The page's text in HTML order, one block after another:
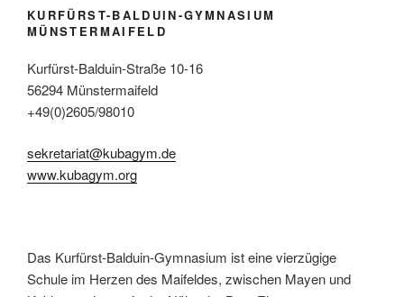
KURFÜRST-BALDUIN-GYMNASIUM
MÜNSTERMAIFELD
Kurfürst-Balduin-Straße 10-16
56294 Münstermaifeld
+49(0)2605/98010
sekretariat@kubagym.de
www.kubagym.org
Das Kurfürst-Balduin-Gymnasium ist eine vierzügige
Schule im Herzen des Maifeldes, zwischen Mayen und